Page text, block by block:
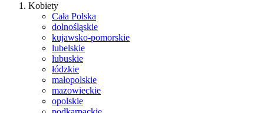
Kobiety
Cała Polska
dolnośląskie
kujawsko-pomorskie
lubelskie
lubuskie
łódzkie
małopolskie
mazowieckie
opolskie